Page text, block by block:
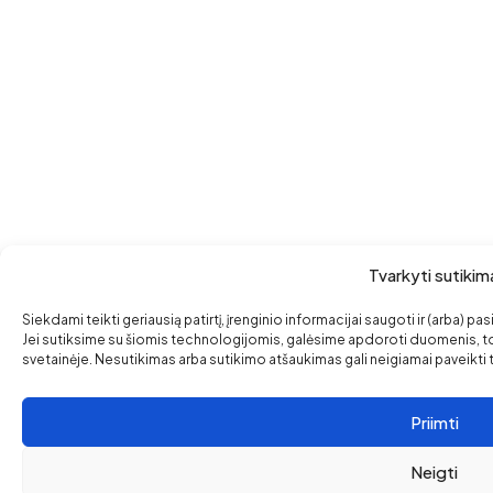
Tvarkyti
Siekdami teikti geriausią patirtį, įrenginio informacijai saugoti ir (arba)
Jei sutiksime su šiomis technologijomis, galėsime apdoroti duomenis,
svetainėje. Nesutikimas arba sutikimo atšaukimas gali neigiamai
Priimti
Neigti